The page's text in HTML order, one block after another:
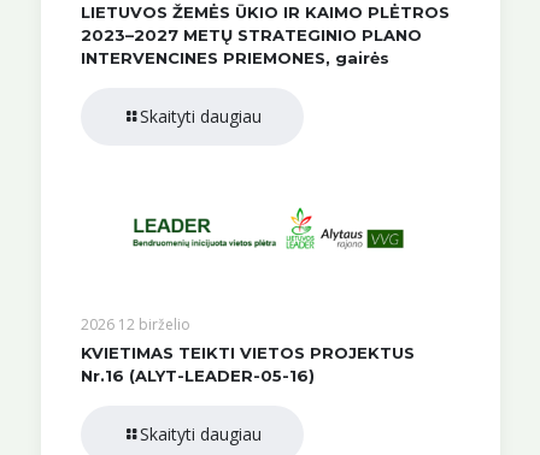
LIETUVOS ŽEMĖS ŪKIO IR KAIMO PLĖTROS
2023–2027 METŲ STRATEGINIO PLANO
INTERVENCINES PRIEMONES, gairės
Skaityti daugiau
2026 12 birželio
KVIETIMAS TEIKTI VIETOS PROJEKTUS
Nr.16 (ALYT-LEADER-05-16)
Skaityti daugiau